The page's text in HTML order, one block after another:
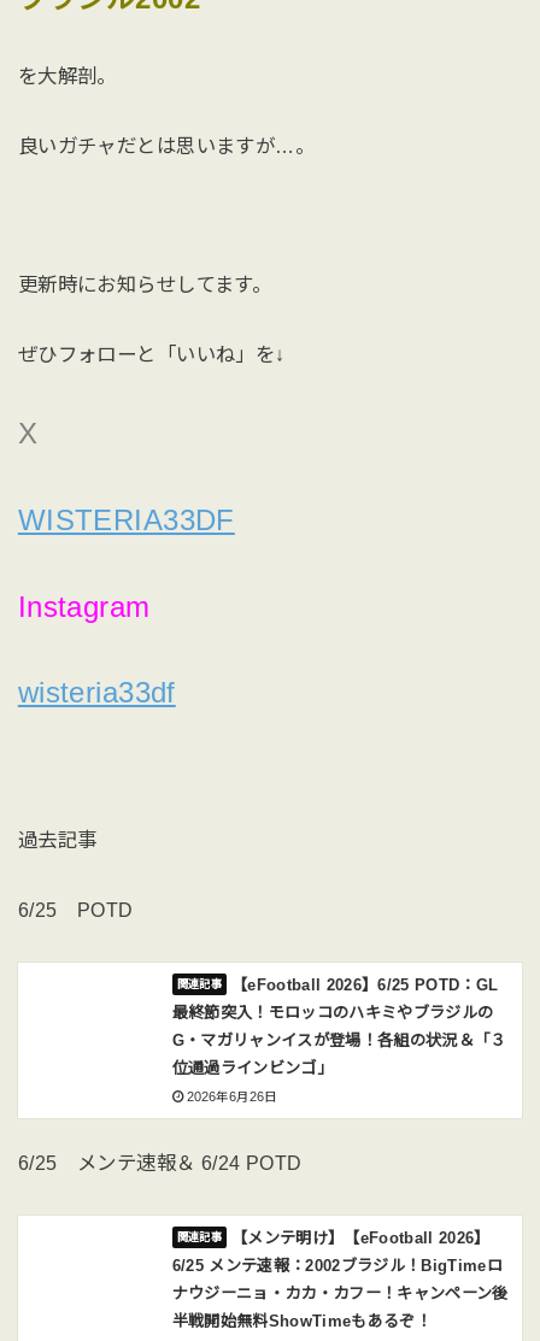
を大解剖。
良いガチャだとは思いますが…。
更新時にお知らせしてます。
ぜひフォローと「いいね」を↓
X
WISTERIA33DF
Instagram
wisteria33df
過去記事
6/25 POTD
【eFootball 2026】6/25 POTD：GL
最終節突入！モロッコのハキミやブラジルの
G・マガリャンイスが登場！各組の状況＆「３
位通過ラインビンゴ」
2026年6月26日
6/25 メンテ速報＆ 6/24 POTD
【メンテ明け】【eFootball 2026】
6/25 メンテ速報：2002ブラジル！BigTimeロ
ナウジーニョ・カカ・カフー！キャンペーン後
半戦開始無料ShowTimeもあるぞ！